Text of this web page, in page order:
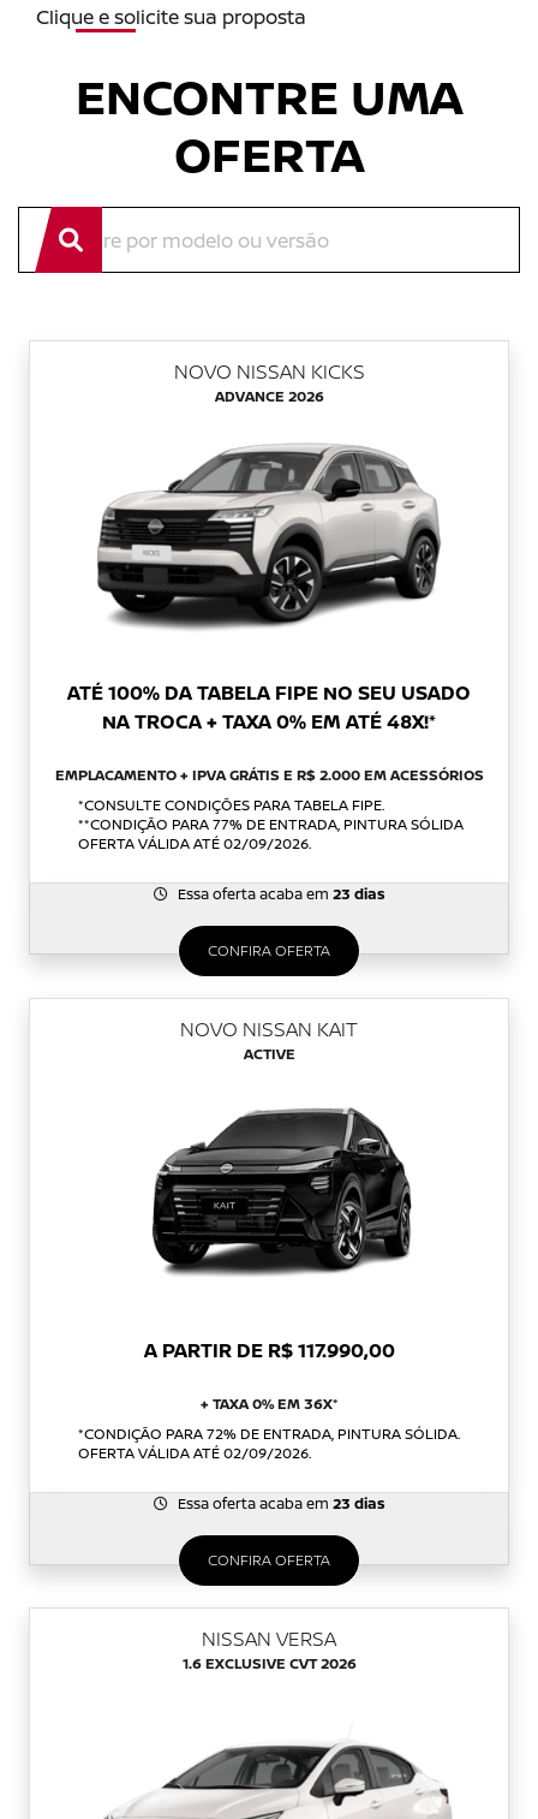
Clique e solicite sua proposta
ENCONTRE UMA
OFERTA
NOVO NISSAN KICKS
ADVANCE 2026
ATÉ 100% DA TABELA FIPE NO SEU USADO
NA TROCA + TAXA 0% EM ATÉ 48X!*
EMPLACAMENTO + IPVA GRÁTIS E R$ 2.000 EM ACESSÓRIOS
*CONSULTE CONDIÇÕES PARA TABELA FIPE.
**CONDIÇÃO PARA 77% DE ENTRADA, PINTURA SÓLIDA
OFERTA VÁLIDA ATÉ 02/09/2026.
Essa oferta acaba em 23 dias
CONFIRA OFERTA
NOVO NISSAN KAIT
ACTIVE
A PARTIR DE R$ 117.990,00
+ TAXA 0% EM 36X*
*CONDIÇÃO PARA 72% DE ENTRADA, PINTURA SÓLIDA.
OFERTA VÁLIDA ATÉ 02/09/2026.
Essa oferta acaba em 23 dias
CONFIRA OFERTA
NISSAN VERSA
1.6 EXCLUSIVE CVT 2026